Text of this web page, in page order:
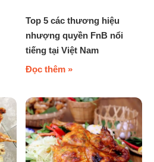
Top 5 các thương hiệu
nhượng quyền FnB nổi
tiếng tại Việt Nam
Đọc thêm »